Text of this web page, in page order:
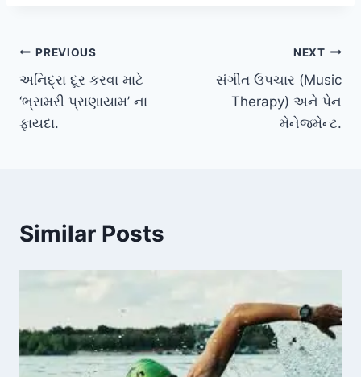
Post
navigation
PREVIOUS
અનિદ્રા દૂર કરવા માટે
‘ભ્રામરી પ્રાણાયામ’ ના
ફાયદા.
NEXT
સંગીત ઉપચાર (Music
Therapy) અને પેન
મેનેજમેન્ટ.
Similar Posts